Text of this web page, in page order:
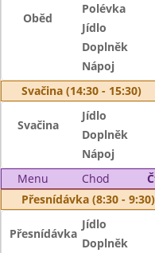
Oběd
Polévka
Jídlo
Doplněk
Nápoj
Svačina (14:30 - 15:30)
Svačina
Jídlo
Doplněk
Nápoj
Menu
Chod
Přesnídávka (8:30 - 9:30)
Přesnídávka
Jídlo
Doplněk